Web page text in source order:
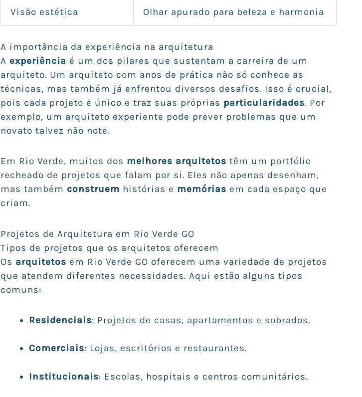
Visão estética Olhar apurado para beleza e harmonia
A importância da experiência na arquitetura
A experiência é um dos pilares que sustentam a carreira de um
arquiteto. Um arquiteto com anos de prática não só conhece as
técnicas, mas também já enfrentou diversos desafios. Isso é crucial,
pois cada projeto é único e traz suas próprias particularidades. Por
exemplo, um arquiteto experiente pode prever problemas que um
novato talvez não note.
Em Rio Verde, muitos dos melhores arquitetos têm um portfólio
recheado de projetos que falam por si. Eles não apenas desenham,
mas também construem histórias e memórias em cada espaço que
criam.
Projetos de Arquitetura em Rio Verde GO
Tipos de projetos que os arquitetos oferecem
Os arquitetos em Rio Verde GO oferecem uma variedade de projetos
que atendem diferentes necessidades. Aqui estão alguns tipos
comuns:
Residenciais: Projetos de casas, apartamentos e sobrados.
Comerciais: Lojas, escritórios e restaurantes.
Institucionais: Escolas, hospitais e centros comunitários.